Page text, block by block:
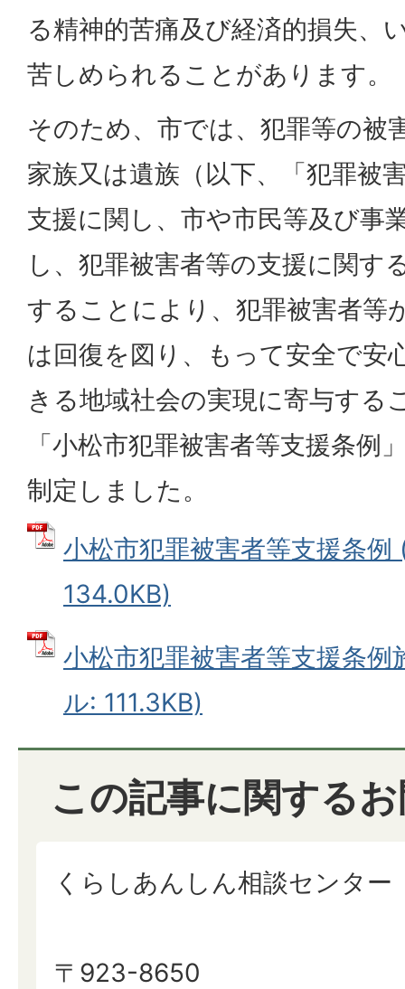
る精神的苦痛及び経済的損失、
苦しめられることがあります。
そのため、市では、犯罪等の被
家族又は遺族（以下、「犯罪被
支援に関し、市や市民等及び事
し、犯罪被害者等の支援に関す
することにより、犯罪被害者等
は回復を図り、もって安全で安
きる地域社会の実現に寄与する
「小松市犯罪被害者等支援条例
制定しました。
小松市犯罪被害者等支援条例
134.0KB)
小松市犯罪被害者等支援条例
ル: 111.3KB)
この記事に関する
くらしあんしん相談センター
〒923-8650